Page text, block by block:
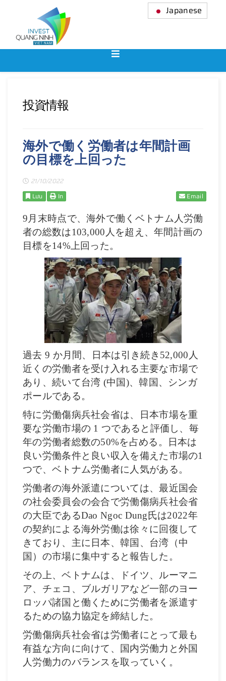
Japanese
投資情報
海外で働く労働者は年間計画
の目標を上回った
21/10/2022
Lưu
In Email
9 月末時点で、海外で働くベトナム人労働
者の総数は103,000 人を超え、年間計画の
目標を14%上回った。
過去 9 か月間、日本は引き続き 52,000 人
近くの労働者を受け入れる主要な市場で
あり、続いて台湾 (中国)、韓国、シンガ
ポールである。
特に労働傷病兵社会省は、日本市場を重
要な労働市場の 1 つであると評価し、毎
年の労働者総数の50%を占める。日本は
良い労働条件と良い収入を備えた市場の1
つで、ベトナム労働者に人気がある。
労働者の海外派遣については、最近国会
の社会委員会の会合で労働傷病兵社会省
の大臣であるDao Ngoc Dung 氏は2022年
の契約による海外労働は徐々に回復して
きており、主に日本、韓国、台湾（中
国）の市場に集中すると報告した。
その上、ベトナムは、ドイツ、ルーマニ
ア、チェコ、ブルガリアなど一部のヨー
ロッパ諸国と働くために労働者を派遣す
るための協力協定を締結した。
労働傷病兵社会省は労働者にとって最も
有益な方向に向けて、国内労働力と外国
人労働力のバランスを取っていく。